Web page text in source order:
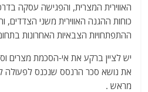
האווירית המצרית, והפגישה עסקה
כוחות ההגנה האווירית משני
ההתפתחויות הצבאיות האחרונות
יש לציין ברקע את אי-הסכמת מצרים
את נושא סכר הרנסס שנכנס לפעולה
מראש .